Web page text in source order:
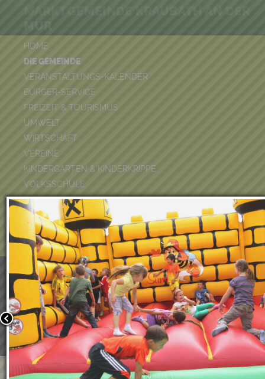
HOME
DIE GEMEINDE
VERANSTALTUNGS-KALENDER
BÜRGER-SERVICE
FREIZEIT & TOURISMUS
UMWELT
WIRTSCHAFT
VEREINE
KINDERGARTEN & KINDERKRIPPE
VOLKSSCHULE
BÜCHEREI
FEUERWEHR
DUATHLON 2026
POOLKALENDER
MUR
Wir verwenden Cookies, um unsere Webseite für Sie
benutzerfreundlich zu gestalten. Wenn Sie fortfahren,
an, dass Sie mit der Verwendung von Cookies auf
einverstanden sind.
Weitere Informationen:Datenschutzerklärung/Cookie-
Bestätigen